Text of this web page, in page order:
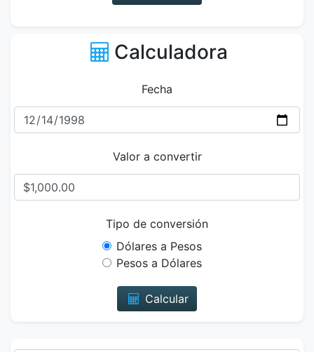
Calculadora
Fecha
Valor a convertir
Tipo de conversión
Dólares a Pesos
Pesos a Dólares
Calcular